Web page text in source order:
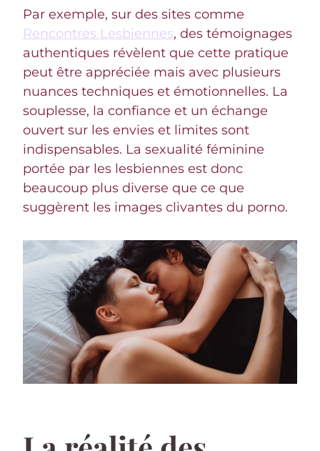
Par exemple, sur des sites comme
Rencontres Lesbiennes, des témoignages
authentiques révèlent que cette pratique
peut être appréciée mais avec plusieurs
nuances techniques et émotionnelles. La
souplesse, la confiance et un échange
ouvert sur les envies et limites sont
indispensables. La sexualité féminine
portée par les lesbiennes est donc
beaucoup plus diverse que ce que
suggèrent les images clivantes du porno.